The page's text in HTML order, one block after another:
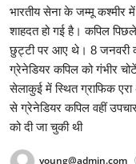
Uttra Khand
Himachal Pradesh
Gallery
punjab
Staff Details
भारतीय सेना के जम्मू कश्मीर
शाहदत हो गई है। कपिल
छुट्टी पर आए थे। 8 जनवरी
ग्रेनेडियर कपिल को गंभीर
सेलाकुई में स्थित ग्राफिक एरा
से ग्रेनेडियर कपिल वहीं
को दी जा चुकी थी
young@admin.com